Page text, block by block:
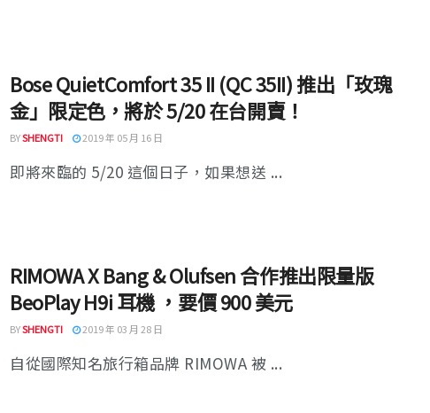
Bose QuietComfort 35 II (QC 35II) 推出「玫瑰
金」限定色，將於 5/20 在台開賣！
BYSHENGTI 2019 年 05 月 16 日
即將來臨的 5/20 這個日子，如果想送 ...
RIMOWA X Bang & Olufsen 合作推出限量版
BeoPlay H9i 耳機 ，要價 900 美元
BYSHENGTI 2019 年 03 月 28 日
自從國際知名旅行箱品牌 RIMOWA 被 ...